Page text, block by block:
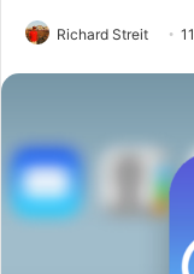
Richard Streit